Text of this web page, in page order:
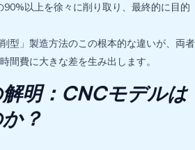
以上を徐々に削り取り、最終的に目的
型」製造方法のこの根本的な違いが、両者
間費に大きな差を生み出します。
明：CNCモデルは
？